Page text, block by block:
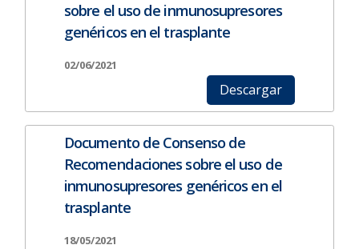
sobre el uso de inmunosupresores
genéricos en el trasplante
02/06/2021
Descargar
Documento de Consenso de
Recomendaciones sobre el uso de
inmunosupresores genéricos en el
trasplante
18/05/2021